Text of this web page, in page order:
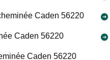
Caden 56220
Caden 56220
Caden 56220